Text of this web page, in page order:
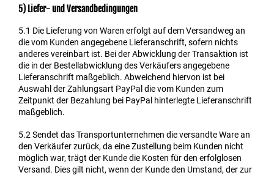
5) Liefer- und Versandbedingungen
5.1 Die Lieferung von Waren erfolgt auf dem Versandweg an
die vom Kunden angegebene Lieferanschrift, sofern nichts
anderes vereinbart ist. Bei der Abwicklung der Transaktion ist
die in der Bestellabwicklung des Verkäufers angegebene
Lieferanschrift maßgeblich. Abweichend hiervon ist bei
Auswahl der Zahlungsart PayPal die vom Kunden zum
Zeitpunkt der Bezahlung bei PayPal hinterlegte Lieferanschrift
maßgeblich.
5.2 Sendet das Transportunternehmen die versandte Ware an
den Verkäufer zurück, da eine Zustellung beim Kunden nicht
möglich war, trägt der Kunde die Kosten für den erfolglosen
Versand. Dies gilt nicht, wenn der Kunde den Umstand, der zur